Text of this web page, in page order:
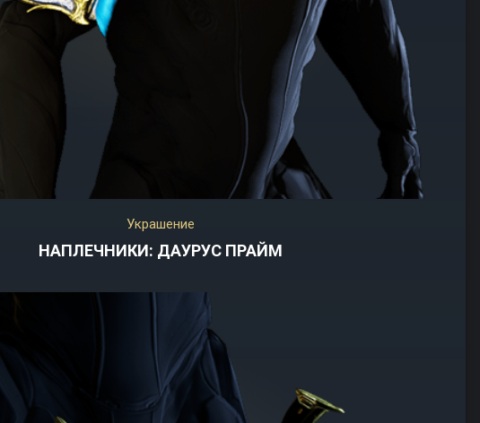
Украшение
НАПЛЕЧНИКИ: ДАУРУС ПРАЙМ